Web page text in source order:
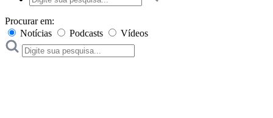
Procurar em:
Notícias
Podcasts Vídeos